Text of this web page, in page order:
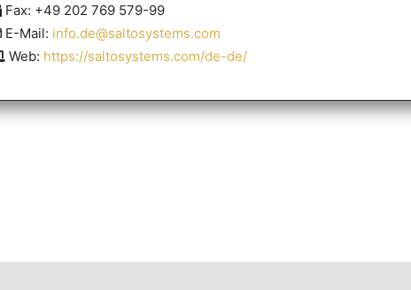
Fax: +49 202 769 579-99
E-Mail: info.de@saltosystems.com
Web: https://saltosystems.com/de-de/